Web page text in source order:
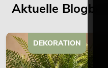
179,00€
Aktuelle
DEKORATION